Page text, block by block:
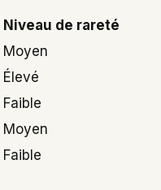
Niveau de rareté
Moyen
Élevé
Faible
Moyen
Faible